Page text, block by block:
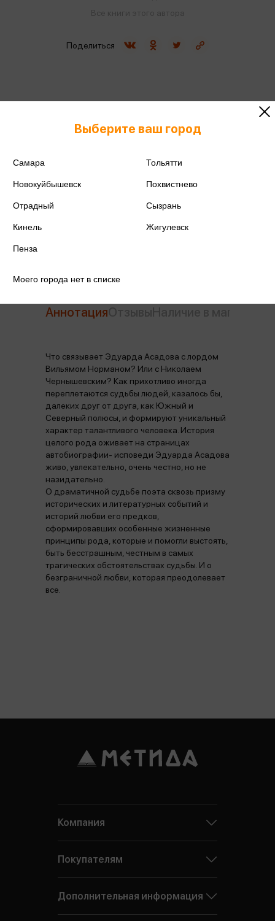
Количество страниц
Поделиться
Аннотация
Что связывает Эдуарда Асадова с лордом
Вильямом Норманом? Или с Николаем
Чернышевским? Как прихотливо иногда
переплетаются судьбы людей, казалось бы,
далеких друг от друга, как Южный и
Северный полюсы, и формируют уникальный
характер талантливого человека. История
целого рода оживает на страницах
автобиографии- исповеди Эдуарда Асадова
живо, увлекательно, очень честно, но не
назидательно.
О драматичной судьбе поэта сквозь призму
исторических и литературных событий и
историй любви его предков,
сформировавших особенные жизненные
принципы рода, которые и помогли выстоять,
быть бесстрашным, честным в самых
трагических обстоятельствах судьбы. И о
безграничной любви, которая преодолевает
все.
Выберите ваш город
Самара Тольятти
Новокуйбышевск Похвистнево
Отрадный Сызрань
Кинель Жигулевск
Пенза
Моего города нет в списке
Компания
Покупателям
Дополнительная информация